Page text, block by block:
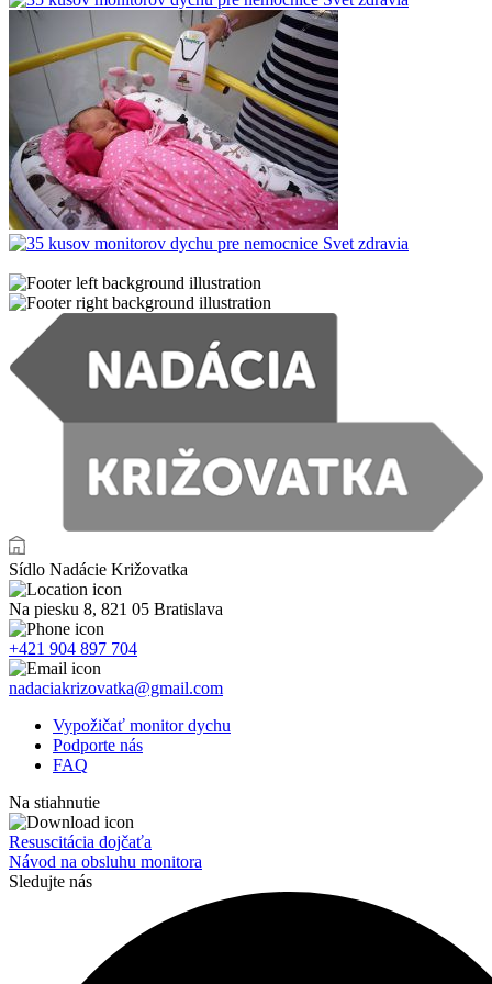
Sídlo Nadácie Križovatka
Na piesku 8, 821 05 Bratislava
+421 904 897 704
nadaciakrizovatka@gmail.com
Vypožičať monitor dychu
Podporte nás
FAQ
Na stiahnutie
Resuscitácia dojčaťa
Návod na obsluhu monitora
Sledujte nás